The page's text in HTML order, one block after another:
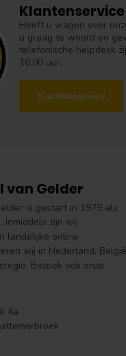
Klantenservice
Heeft u vragen over
u graag te woord en
telefonische helpdesk
16:00 uur.
Klantenservice
van Gelder
is gestart in 1979 als
Inmiddels zijn wij
landelijke online
wij in Nederland, België
Bezoek ook onze
4a